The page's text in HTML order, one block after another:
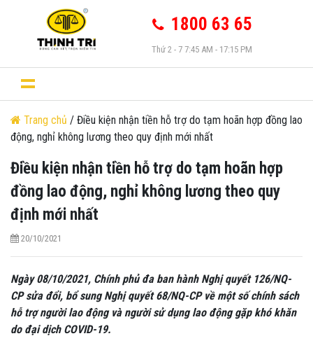
1800 63 65
Thứ 2 - 7 7:45 AM - 17:15 PM
Trang chủ / Điều kiện nhận tiền hỗ trợ do tạm hoãn hợp đồng lao
động, nghỉ không lương theo quy định mới nhất
Điều kiện nhận tiền hỗ trợ do tạm hoãn hợp
đồng lao động, nghỉ không lương theo quy
định mới nhất
20/10/2021
Ngày 08/10/2021, Chính phủ đa ban hành Nghị quyết 126/NQ-
CP sửa đổi, bổ sung Nghị quyết 68/NQ-CP về một số chính sách
hỗ trợ người lao động và người sử dụng lao động gặp khó khăn
do đại dịch COVID-19.